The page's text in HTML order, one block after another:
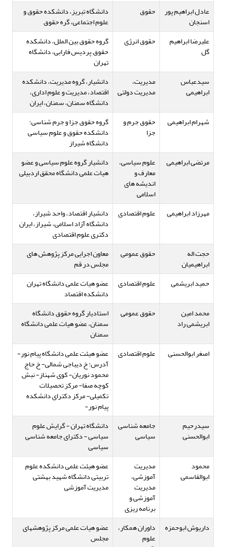
عادل ابراهیم پور
اسنجان
حقوق دانشگاه تبریز، دانشکده حقوق و
علوم اجتماعی، گره حقوق
علیرضا ابراهیم
گل
حقوق انرژی گروه حقوق بین الملل، دانشکده
حقوق, پردیس فارابی، دانشگاه
تهران
سیدعباس
ابراهیمی
مدیریت،
مدیریت دولتی
دانشیار، گروه مدیریت، دانشکده
اقتصاد، مدیریت و علوم اداری،
دانشگاه سمنان، سمنان، ایران
شهرام ابراهیمی
حقوق جرم و
جزا
گروه حقوق جزا و جرم شناسی؛
دانشکده حقوق و علوم سیاسی
دانشگاه شیراز
مرتضی ابراهیمی
علوم سیاسی،
معارف و
اندیشه های
اسلامی
دانشیار گروه علوم سیاسی و عضو
هیات علمی دانشگاه محقق اردبیلی
مهرزاد ابراهیمی علوم اقتصادی دانشیار اقتصاد، واحد شیراز،
دانشگاه آزاد اسلامی، شیراز، ایران
دکتری علوم اقتصادی
حجت اله
ابراهیمیان
حقوق عمومی معاون اجرایی مرکز پژوهش های
مجلس در قم
حمید ابریشمی
علوم اقتصادی عضو هیات علمی دانشگاه تهران
دانشکده اقتصاد
محمد امین
ابریشمی راد
حقوق عمومی استادیار گروه حقوق دانشگاه
سمنان، عضو هیات علمی دانشگاه
سمنان
اصغر ابوالحسنی
علوم اقتصادی عضو هیئت علمی دانشگاه پیام نور-
آدرس: خ دیباجی شمالی- خ حاج
محمود نوریان- کوی شهناز- نبش
کوچه صفا- مرکز تحصیلات
تکمیلی- مرکز دکترای دانشکده
پیام نور-
سیدرحیم
ابوالحسنی
جامعه شناسی
سیاسی
دانشگاه تهران - گرایش علوم
سیاسی - دکترای جامعه شناسی
سیاسی
محمود
ابوالقاسمی
مدیریت
آموزشی،
مدیریت
آموزشی و
برنامه ریزی
عضو هیئت علمی دانشکده علوم
تربیتی دانشگاه شهید بهشتی
مدیریت آموزشی
داریوش ابوحمزه داوران همکار،
علوم
عضو هیات علمی مرکز پژوهشهای
مجلس